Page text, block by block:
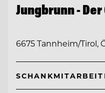
Jungbrunn -
6675 Tannheim/Tirol,